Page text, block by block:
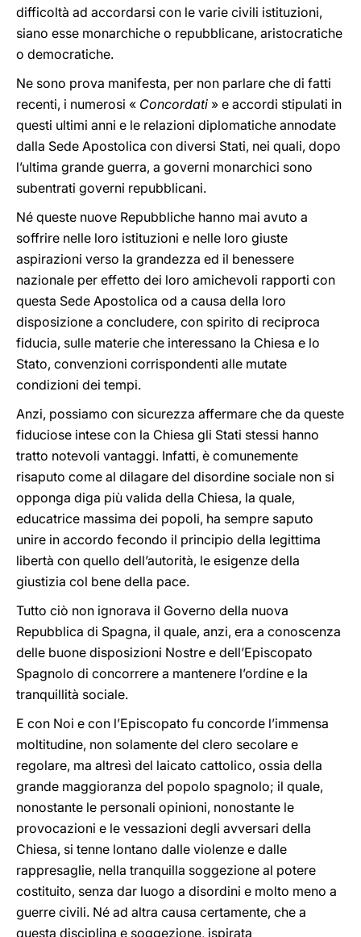
difficoltà ad accordarsi con le varie civili istituzioni,
siano esse monarchiche o repubblicane, aristocratiche
o democratiche.
Ne sono prova manifesta, per non parlare che di fatti
recenti, i numerosi « Concordati » e accordi stipulati in
questi ultimi anni e le relazioni diplomatiche annodate
dalla Sede Apostolica con diversi Stati, nei quali, dopo
l’ultima grande guerra, a governi monarchici sono
subentrati governi repubblicani.
Né queste nuove Repubbliche hanno mai avuto a
soffrire nelle loro istituzioni e nelle loro giuste
aspirazioni verso la grandezza ed il benessere
nazionale per effetto dei loro amichevoli rapporti con
questa Sede Apostolica od a causa della loro
disposizione a concludere, con spirito di reciproca
fiducia, sulle materie che interessano la Chiesa e lo
Stato, convenzioni corrispondenti alle mutate
condizioni dei tempi.
Anzi, possiamo con sicurezza affermare che da queste
fiduciose intese con la Chiesa gli Stati stessi hanno
tratto notevoli vantaggi. Infatti, è comunemente
risaputo come al dilagare del disordine sociale non si
opponga diga più valida della Chiesa, la quale,
educatrice massima dei popoli, ha sempre saputo
unire in accordo fecondo il principio della legittima
libertà con quello dell’autorità, le esigenze della
giustizia col bene della pace.
Tutto ciò non ignorava il Governo della nuova
Repubblica di Spagna, il quale, anzi, era a conoscenza
delle buone disposizioni Nostre e dell’Episcopato
Spagnolo di concorrere a mantenere l’ordine e la
tranquillità sociale.
E con Noi e con l’Episcopato fu concorde l’immensa
moltitudine, non solamente del clero secolare e
regolare, ma altresì del laicato cattolico, ossia della
grande maggioranza del popolo spagnolo; il quale,
nonostante le personali opinioni, nonostante le
provocazioni e le vessazioni degli avversari della
Chiesa, si tenne lontano dalle violenze e dalle
rappresaglie, nella tranquilla soggezione al potere
costituito, senza dar luogo a disordini e molto meno a
guerre civili. Né ad altra causa certamente, che a
questa disciplina e soggezione, ispirata